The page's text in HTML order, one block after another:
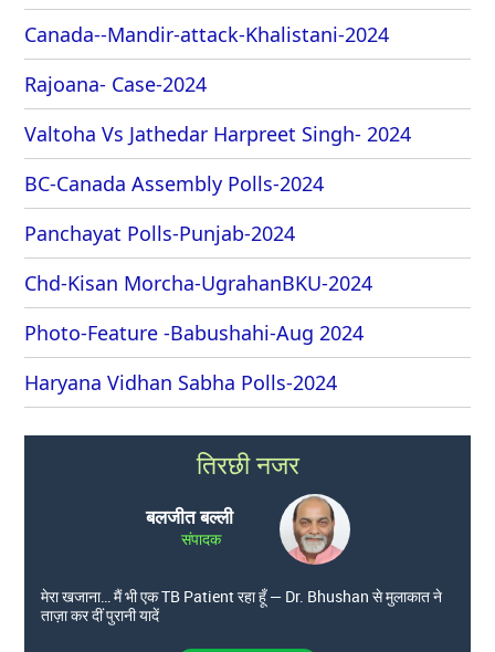
Canada--Mandir-attack-Khalistani-2024
Rajoana- Case-2024
Valtoha Vs Jathedar Harpreet Singh- 2024
BC-Canada Assembly Polls-2024
Panchayat Polls-Punjab-2024
Chd-Kisan Morcha-UgrahanBKU-2024
Photo-Feature -Babushahi-Aug 2024
Haryana Vidhan Sabha Polls-2024
तिरछी नजर
बलजीत बल्ली
संपादक
मेरा खजाना… मैं भी एक TB Patient रहा हूँ — Dr. Bhushan से मुलाकात ने
ताज़ा कर दीं पुरानी यादें